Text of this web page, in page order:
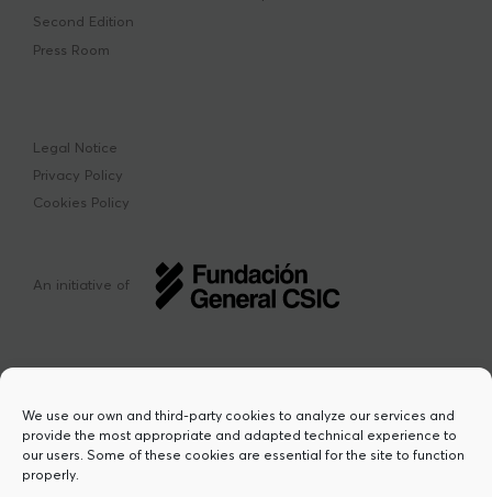
We use our own and third-party cookies to analyze our services and
provide the most appropriate and adapted technical experience to
our users. Some of these cookies are essential for the site to function
properly.
Second Edition
Press Room
Legal Notice
Privacy Policy
Cookies Policy
An initiative of
This project has received funding from the
European Union’s Horizon Europe research